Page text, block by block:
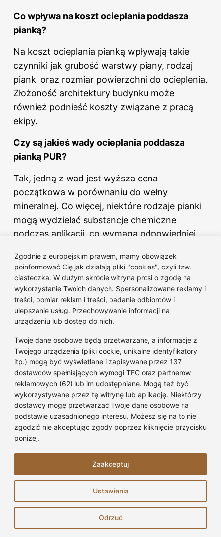
Zgodnie z europejskim prawem, mamy obowiązek
poinformować Cię jak działają pliki "cookies", czyli tzw.
ciasteczka. W dużym skrócie witryna prosi o zgodę na
wykorzystanie Twoich danych. Spersonalizowane reklamy i
treści, pomiar reklam i treści, badanie odbiorców i
ulepszanie usług. Przechowywanie informacji na
urządzeniu lub dostęp do nich.
Twoje dane osobowe będą przetwarzane, a informacje z
Twojego urządzenia (pliki cookie, unikalne identyfikatory
itp.) mogą być wyświetlane i zapisywane przez 137
dostawców spełniających wymogi TFC oraz partnerów
reklamowych (62) lub im udostępniane. Mogą też być
wykorzystywane przez tę witrynę lub aplikację. Niektórzy
dostawcy mogę przetwarzać Twoje dane osobowe na
podstawie uzasadnionego interesu. Możesz się na to nie
zgodzić nie akceptując zgody poprzez kliknięcie przycisku
poniżej.
Ustawienia
Odrzuć
Zaakceptuj
Co wpływa na koszt ocieplania poddasza
pianką?
Na koszt ocieplania pianką wpływają takie
czynniki jak grubość warstwy piany, rodzaj
pianki oraz rozmiar powierzchni do ocieplenia.
Złożoność architektury budynku może
również podnieść koszty związane z pracą
ekipy.
Czy są jakieś wady ocieplania poddasza
pianką PUR?
Tak, jedną z wad jest wyższa cena
początkowa w porównaniu do wełny
mineralnej. Co więcej, niektóre rodzaje pianki
mogą wydzielać substancje chemiczne
podczas aplikacji, co wymaga odpowiedniej
Jakie materiały można używać do ocieplenia
poddasza?
Do ocieplania poddasza można wykorzystać
piankę poliuretanową (PUR), wełnę mineralną,
tych materiałów ma swoje zalety i wady,
dlatego warto je dokładnie przeanalizować
przed podjęciem decyzji.
F
a
c
e
b
o
k
Pi
nt
er
st
X Li
n
k
dI
n
R
e
d
t
T
u
m
r
Powiązane wpisy:
Ocieplanie poddasza do samego szczytu
Jak przekształcić strych w przytulny
pokój: 5 kroków do udanej adaptacji
Jak łatwo obliczyć powierzchnię